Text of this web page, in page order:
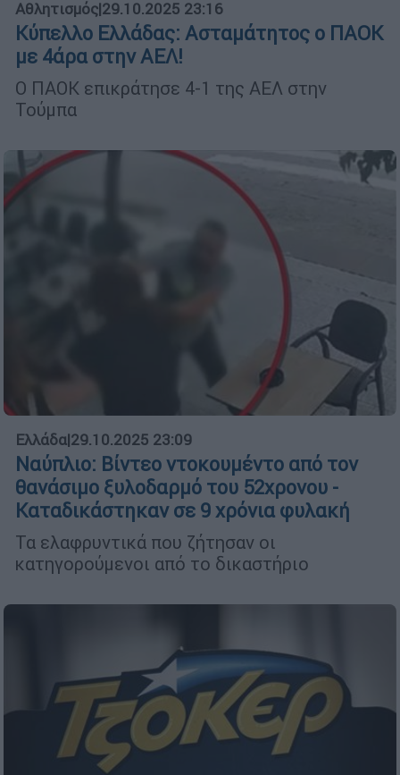
Αθλητισμός|29.10.2025 23:16
Κύπελλο Ελλάδας: Ασταμάτητος ο ΠΑΟΚ
με 4άρα στην ΑΕΛ!
Ο ΠΑΟΚ επικράτησε 4-1 της ΑΕΛ στην
Τούμπα
Ελλάδα|29.10.2025 23:09
Ναύπλιο: Βίντεο ντοκουμέντο από τον
θανάσιμο ξυλοδαρμό του 52χρονου -
Καταδικάστηκαν σε 9 χρόνια φυλακή
Τα ελαφρυντικά που ζήτησαν οι
κατηγορούμενοι από το δικαστήριο